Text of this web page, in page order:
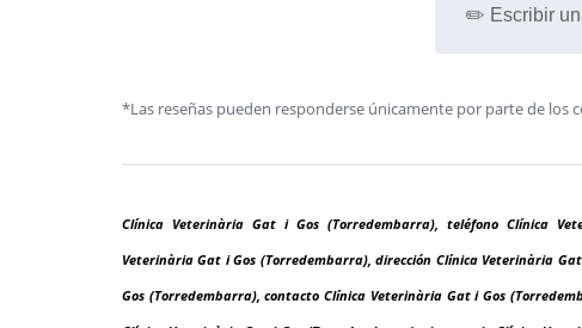
✏️ Escribir
*Las reseñas pueden responderse únicamente por parte de los
Clínica Veterinària Gat i Gos (Torredembarra), teléfono Clínica
Veterinària Gat i Gos (Torredembarra), dirección Clínica Veterinària
Gos (Torredembarra), contacto Clínica Veterinària Gat i Gos